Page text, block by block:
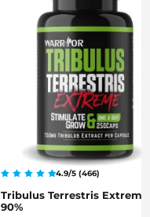
Tribulus Terrestris Extreme
90%
4.9/5 (466)